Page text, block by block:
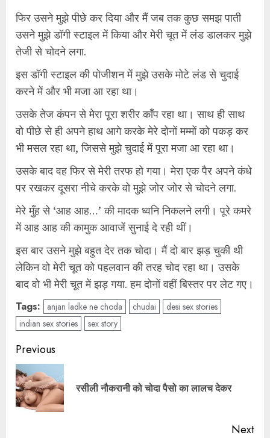
फिर उसने मुझे पीछे कर दिया और मैं जब तक कुछ समझ पाती
उसने मुझे डॉगी स्टाइल में किया और मेरी चूत में लंड डालकर मुझे
तेजी से चोदने लगा.
इस डॉगी स्टाइल की पोजीशन में मुझे उसके मोटे लंड से चुदाई
करने में और भी मजा आ रहा था।
उसके तेज कंपन से मेरा पूरा शरीर काँप रहा था। साथ ही साथ
वो पीछे से ही अपने हाथ आगे करके मेरे दोनों मम्मों को पकड़ कर
भी मसल रहा था, जिससे मुझे चुदाई में पूरा मजा आ रहा था।
उसके बाद वह फिर से मेरी तरफ हो गया। मेरा एक पैर अपने कंधे
पर रखकर दूसरा नीचे करके वो मुझे जोर जोर से चोदने लगा.
मेरे मुँह से ‘आह आह…’ की मादक ध्वनि निकलने लगी। पूरे कमरे
में आह आह की कामुक आवाजें सुनाई दे रही थीं।
इस बार उसने मुझे बहुत देर तक चोदा। मैं दो बार झड़ चुकी थी
लेकिन वो मेरी चूत को पहलवान की तरह चोद रहा था। उसके
बाद वो भी मेरी चूत में झड़ गया. हम दोनों वहीं बिस्तर पर लेट गए।
Tags: anjan ladke ne choda chudai
desi sex stories
indian sex stories
sex story
Post
navigation
Previous
रसीली नौकरानी को चोदा पैसो का लालच देकर
Next